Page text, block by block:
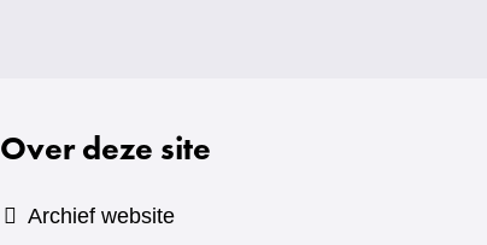
Over deze site
Archief website